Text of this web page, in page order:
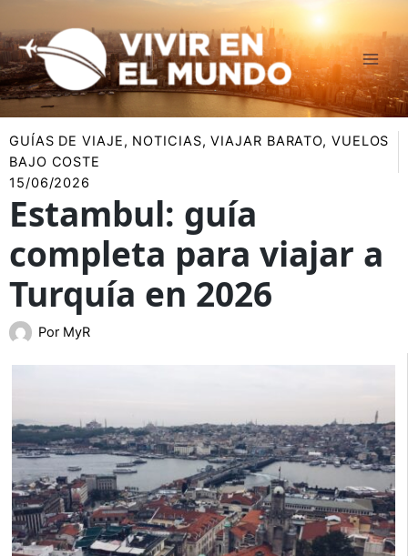
al
contenido
GUÍAS DE VIAJE, NOTICIAS,VIAJAR BARATO, VUELOS
BAJO COSTE
15/06/2026
Estambul: guía
completa para viajar a
Turquía en 2026
Por MyR